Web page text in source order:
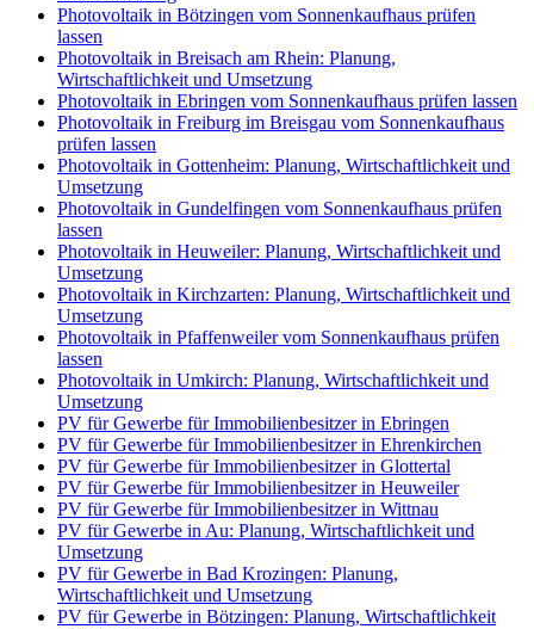
Photovoltaik in Bötzingen vom Sonnenkaufhaus prüfen
lassen
Photovoltaik in Breisach am Rhein: Planung,
Wirtschaftlichkeit und Umsetzung
Photovoltaik in Ebringen vom Sonnenkaufhaus prüfen lassen
Photovoltaik in Freiburg im Breisgau vom Sonnenkaufhaus
prüfen lassen
Photovoltaik in Gottenheim: Planung, Wirtschaftlichkeit und
Umsetzung
Photovoltaik in Gundelfingen vom Sonnenkaufhaus prüfen
lassen
Photovoltaik in Heuweiler: Planung, Wirtschaftlichkeit und
Umsetzung
Photovoltaik in Kirchzarten: Planung, Wirtschaftlichkeit und
Umsetzung
Photovoltaik in Pfaffenweiler vom Sonnenkaufhaus prüfen
lassen
Photovoltaik in Umkirch: Planung, Wirtschaftlichkeit und
Umsetzung
PV für Gewerbe für Immobilienbesitzer in Ebringen
PV für Gewerbe für Immobilienbesitzer in Ehrenkirchen
PV für Gewerbe für Immobilienbesitzer in Glottertal
PV für Gewerbe für Immobilienbesitzer in Heuweiler
PV für Gewerbe für Immobilienbesitzer in Wittnau
PV für Gewerbe in Au: Planung, Wirtschaftlichkeit und
Umsetzung
PV für Gewerbe in Bad Krozingen: Planung,
Wirtschaftlichkeit und Umsetzung
PV für Gewerbe in Bötzingen: Planung, Wirtschaftlichkeit